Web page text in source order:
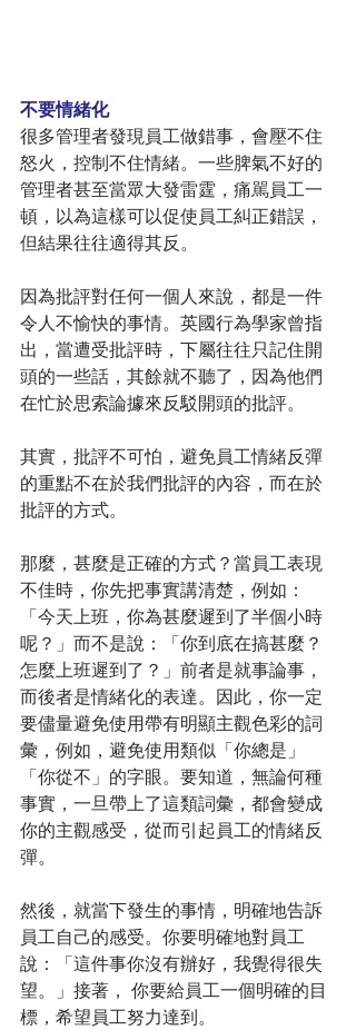
不要情緒化
很多管理者發現員工做錯事，會壓不住
怒火，控制不住情緒。一些脾氣不好的
管理者甚至當眾大發雷霆，痛駡員工一
頓，以為這樣可以促使員工糾正錯誤，
但結果往往適得其反。
因為批評對任何一個人來說，都是一件
令人不愉快的事情。英國行為學家曾指
出，當遭受批評時，下屬往往只記住開
頭的一些話，其餘就不聽了，因為他們
在忙於思索論據來反駁開頭的批評。
其實，批評不可怕，避免員工情緒反彈
的重點不在於我們批評的內容，而在於
批評的方式。
那麼，甚麼是正確的方式？當員工表現
不佳時，你先把事實講清楚，例如：
「今天上班，你為甚麼遲到了半個小時
呢？」而不是說：「你到底在搞甚麼？
怎麼上班遲到了？」前者是就事論事，
而後者是情緒化的表達。因此，你一定
要儘量避免使用帶有明顯主觀色彩的詞
彙，例如，避免使用類似「你總是」
「你從不」的字眼。要知道，無論何種
事實，一旦帶上了這類詞彙，都會變成
你的主觀感受，從而引起員工的情緒反
彈。
然後，就當下發生的事情，明確地告訴
員工自己的感受。你要明確地對員工
說：「這件事你沒有辦好，我覺得很失
望。」接著， 你要給員工一個明確的目
標，希望員工努力達到。